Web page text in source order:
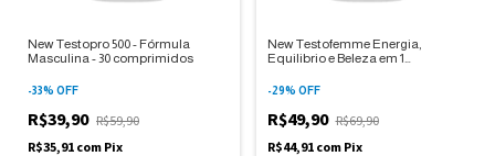
New Testopro 500 - Fórmula
Masculina - 30 comprimidos
-33% OFF
R$39,90 R$59,90
R$35,91 com Pix
New Testofemme Energia,
Equilibrio e Beleza em 1
-29% OFF
R$49,90 R$69,90
R$44,91 com Pix